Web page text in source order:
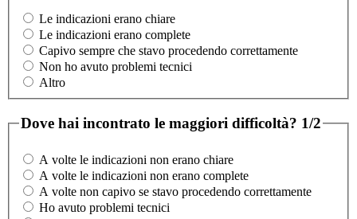
Le indicazioni erano chiare
Le indicazioni erano complete
Capivo sempre che stavo procedendo correttamente
Non ho avuto problemi tecnici
Altro
Dove hai incontrato le maggiori difficoltà? 1/2
A volte le indicazioni non erano chiare
A volte le indicazioni non erano complete
A volte non capivo se stavo procedendo correttamente
Ho avuto problemi tecnici